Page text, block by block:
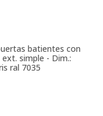
batientes con
simple - Dim.:
ral 7035